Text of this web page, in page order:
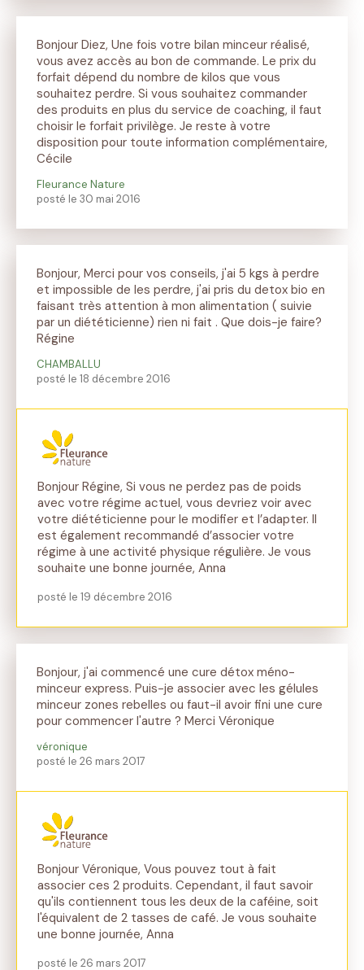
Bonjour Diez, Une fois votre bilan minceur réalisé,
vous avez accès au bon de commande. Le prix du
forfait dépend du nombre de kilos que vous
souhaitez perdre. Si vous souhaitez commander
des produits en plus du service de coaching, il faut
choisir le forfait privilège. Je reste à votre
disposition pour toute information complémentaire,
Cécile
Fleurance Nature
posté le 30 mai 2016
Bonjour, Merci pour vos conseils, j'ai 5 kgs à perdre
et impossible de les perdre, j'ai pris du detox bio en
faisant très attention à mon alimentation ( suivie
par un diététicienne) rien ni fait . Que dois-je faire?
Régine
CHAMBALLU
posté le 18 décembre 2016
Bonjour Régine, Si vous ne perdez pas de poids
avec votre régime actuel, vous devriez voir avec
votre diététicienne pour le modifier et l’adapter. Il
est également recommandé d’associer votre
régime à une activité physique régulière. Je vous
souhaite une bonne journée, Anna
posté le 19 décembre 2016
Bonjour, j'ai commencé une cure détox méno-
minceur express. Puis-je associer avec les gélules
minceur zones rebelles ou faut-il avoir fini une cure
pour commencer l'autre ? Merci Véronique
véronique
posté le 26 mars 2017
Bonjour Véronique, Vous pouvez tout à fait
associer ces 2 produits. Cependant, il faut savoir
qu'ils contiennent tous les deux de la caféine, soit
l'équivalent de 2 tasses de café. Je vous souhaite
une bonne journée, Anna
posté le 26 mars 2017